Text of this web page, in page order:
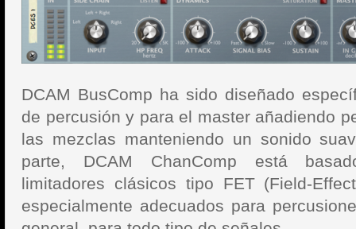
DCAM BusComp ha sido diseñado
de percusión y para el master añadiendo
las mezclas manteniendo un sonido
parte, DCAM ChanComp está
limitadores clásicos tipo FET (Field-
especialmente adecuados para